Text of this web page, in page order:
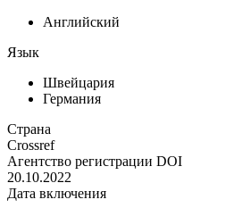
Английский
Язык
Швейцария
Германия
Страна
Crossref
Агентство регистрации DOI
20.10.2022
Дата включения